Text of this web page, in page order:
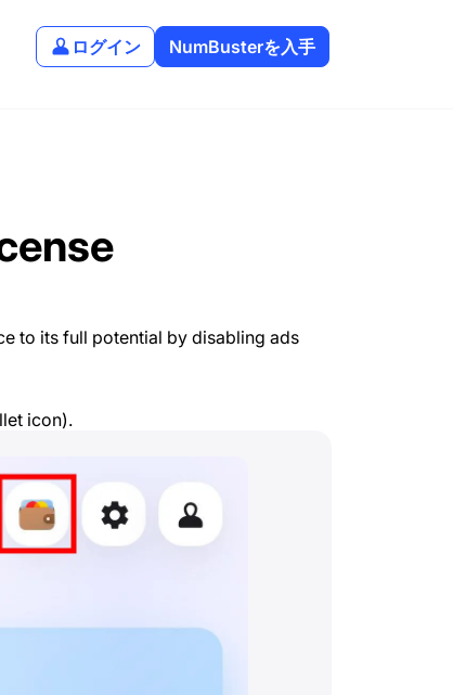
ログイン NumBusterを入手
to its full potential by disabling ads
icon).